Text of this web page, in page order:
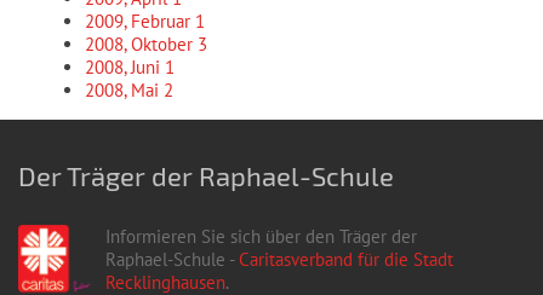
2009, Februar 1
2008, Oktober 3
2008, Juni 1
2008, Mai 2
Der Träger der Raphael-Schule
Informieren Sie sich über den Träger der
Raphael-Schule -Caritasverband für die Stadt
Recklinghausen.